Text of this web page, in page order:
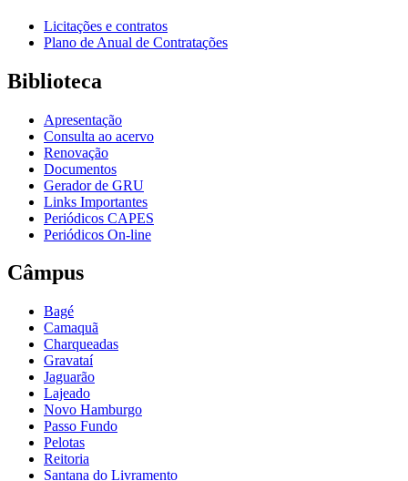
Licitações e contratos
Plano de Anual de Contratações
Biblioteca
Apresentação
Consulta ao acervo
Renovação
Documentos
Gerador de GRU
Links Importantes
Periódicos CAPES
Periódicos On-line
Câmpus
Bagé
Camaquã
Charqueadas
Gravataí
Jaguarão
Lajeado
Novo Hamburgo
Passo Fundo
Pelotas
Reitoria
Santana do Livramento